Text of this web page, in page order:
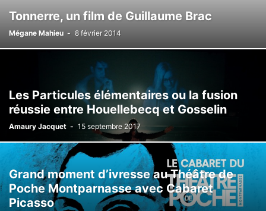
Tonnerre, un film de Guillaume Brac
Mégane Mahieu - 8 février 2014
Les Particules élémentaires ou la fusion
réussie entre Houellebecq et Gosselin
Amaury Jacquet - 15 septembre 2017
Grand moment d’ivresse au Théâtre de
Poche Montparnasse avec Cabaret
Picasso